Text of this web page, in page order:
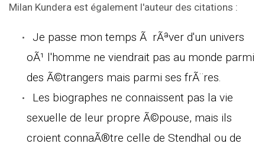
Milan Kundera est également l'auteur des citations :
Je passe mon temps Ã rÃªver d'un univers
oÃ¹ l'homme ne viendrait pas au monde parmi
des Ã©trangers mais parmi ses frÃ¨res.
Les biographes ne connaissent pas la vie
sexuelle de leur propre Ã©pouse, mais ils
croient connaÃ®tre celle de Stendhal ou de